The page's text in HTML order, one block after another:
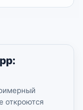
откроются